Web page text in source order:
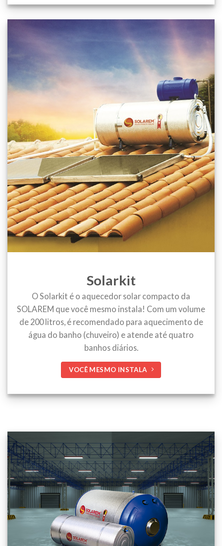
Solarkit
O Solarkit é o aquecedor solar compacto da
SOLAREM que você mesmo instala! Com um volume
de 200 litros, é recomendado para aquecimento de
água do banho (chuveiro) e atende até quatro
banhos diários.
VOCÊ MESMO INSTALA